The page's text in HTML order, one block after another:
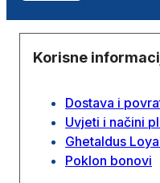
Korisne
Dostava i
Uvjeti i načini
Ghetaldus
Poklon bonovi